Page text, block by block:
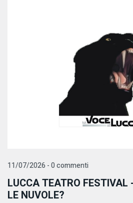
11/07/2026 - 0 commenti
LUCCA TEATRO FESTIVAL
LE NUVOLE?